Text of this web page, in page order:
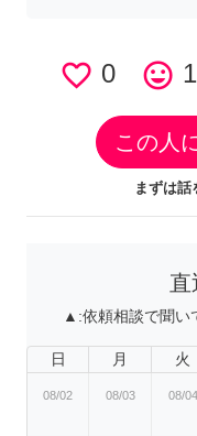
favorite_border 0 tag_faces 1
この人
まずは
直
▲:依頼相談で聞い
日 月 火
08/02 08/03 08/04